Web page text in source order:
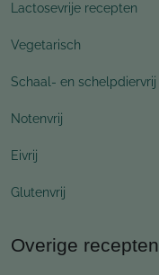
Lactosevrije recepten
Vegetarisch
Schaal- en schelpdiervrij
Notenvrij
Eivrij
Glutenvrij
Overige recepten